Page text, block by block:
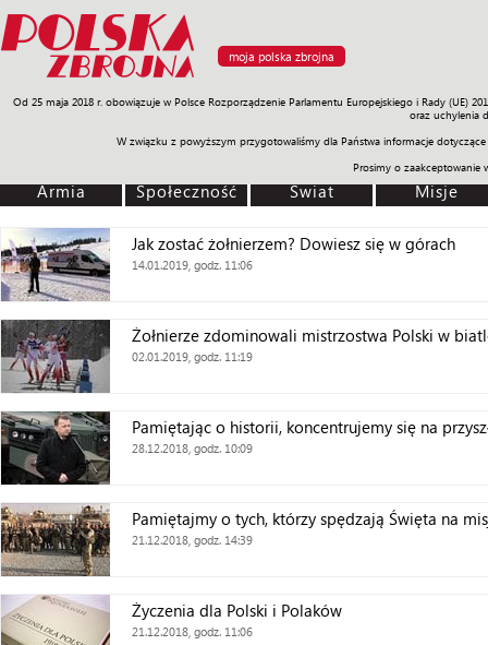
moja polska zbrojna
Od 25 maja 2018 r. obowiązuje w Polsce Rozporządzenie Parlamentu Europejskiego i Rady
oraz uchylenia
W związku z powyższym przygotowaliśmy dla Państwa informacje
Prosimy o
Armia Poligon Sprzęt Misje Polityka Prawo Świat
Armia Społeczność Świat Misje
Jak zostać żołnierzem? Dowiesz się w górach
14.01.2019, godz. 11:06
Żołnierze zdominowali mistrzostwa Polski w
02.01.2019, godz. 11:19
Pamiętając o historii, koncentrujemy się na
28.12.2018, godz. 10:09
Pamiętajmy o tych, którzy spędzają Święta na
21.12.2018, godz. 14:39
Życzenia dla Polski i Polaków
21.12.2018, godz. 11:06